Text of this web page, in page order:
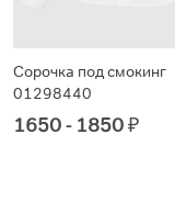
Сорочка под смокинг
01298440
1650 - 1850₽